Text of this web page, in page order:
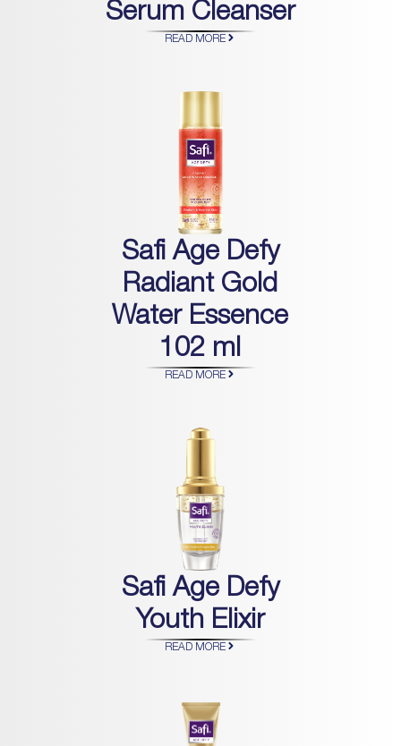
Serum Cleanser
READ MORE
Safi Age Defy
Radiant Gold
Water Essence
102 ml
READ MORE
Safi Age Defy
Youth Elixir
READ MORE